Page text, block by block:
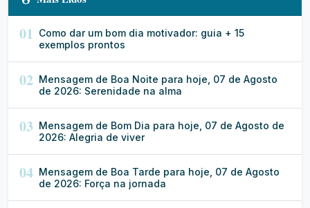
01 Como dar um bom dia motivador: guia + 15
exemplos prontos
02 Mensagem de Boa Noite para hoje, 07 de Agosto
de 2026: Serenidade na alma
03 Mensagem de Bom Dia para hoje, 07 de Agosto de
2026: Alegria de viver
04 Mensagem de Boa Tarde para hoje, 07 de Agosto
de 2026: Força na jornada